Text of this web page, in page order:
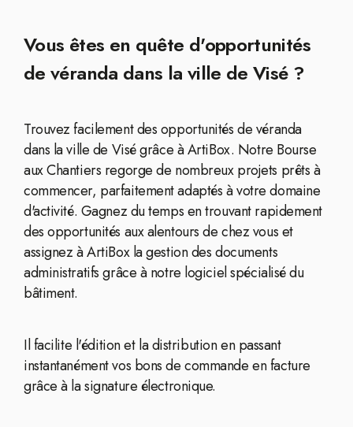
Vous êtes en quête d'opportunités
de véranda dans la ville de Visé ?
Trouvez facilement des opportunités de véranda
dans la ville de Visé grâce à ArtiBox. Notre Bourse
aux Chantiers regorge de nombreux projets prêts à
commencer, parfaitement adaptés à votre domaine
d'activité. Gagnez du temps en trouvant rapidement
des opportunités aux alentours de chez vous et
assignez à ArtiBox la gestion des documents
administratifs grâce à notre logiciel spécialisé du
bâtiment.
Il facilite l'édition et la distribution en passant
instantanément vos bons de commande en facture
grâce à la signature électronique.